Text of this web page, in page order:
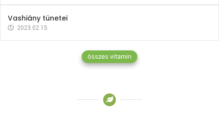
Vashiány tünetei
2023.02.15.
összes vitamin